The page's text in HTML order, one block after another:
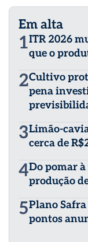
Em alta
1ITR 2026
que o
2Cultivo
pena
3Limão-
cerca de
4Do pomar à
produção
5Plano
pontos